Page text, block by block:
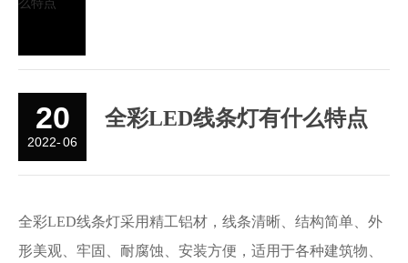
20
2022-06
全彩LED线条灯有什么特点
全彩LED线条灯采用精工铝材，线条清晰、结构简单、外
形美观、牢固、耐腐蚀、安装方便，适用于各种建筑物、